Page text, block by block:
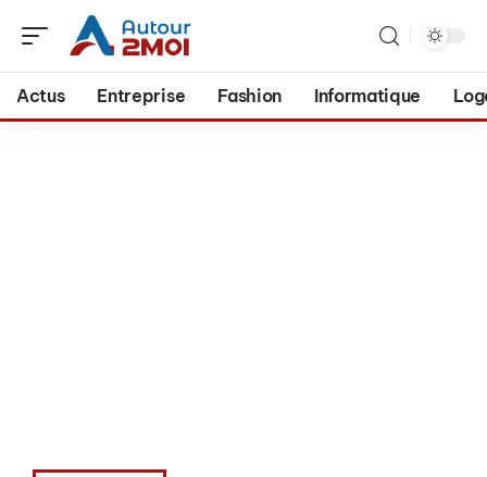
Actus Entreprise Fashion Informatique